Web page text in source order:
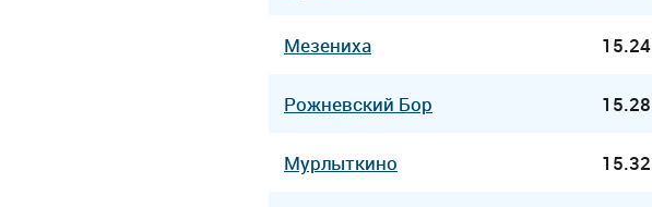
Мезениха 15.24
Рожневский Бор 15.28
Мурлыткино 15.32